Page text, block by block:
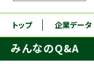
インターン
高専OBOG
トップ 企業データ
みんなのQ&A